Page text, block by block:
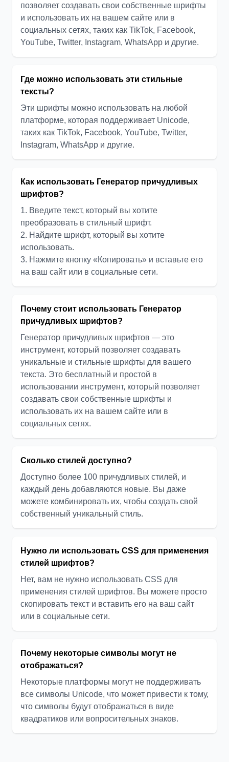
позволяет создавать свои собственные шрифты
и использовать их на вашем сайте или в
социальных сетях, таких как TikTok, Facebook,
YouTube, Twitter, Instagram, WhatsApp и другие.
Где можно использовать эти стильные
тексты?
Эти шрифты можно использовать на любой
платформе, которая поддерживает Unicode,
таких как TikTok, Facebook, YouTube, Twitter,
Instagram, WhatsApp и другие.
Как использовать Генератор причудливых
шрифтов?
1. Введите текст, который вы хотите
преобразовать в стильный шрифт.
2. Найдите шрифт, который вы хотите
использовать.
3. Нажмите кнопку «Копировать» и вставьте его
на ваш сайт или в социальные сети.
Почему стоит использовать Генератор
причудливых шрифтов?
Генератор причудливых шрифтов — это
инструмент, который позволяет создавать
уникальные и стильные шрифты для вашего
текста. Это бесплатный и простой в
использовании инструмент, который позволяет
создавать свои собственные шрифты и
использовать их на вашем сайте или в
социальных сетях.
Сколько стилей доступно?
Доступно более 100 причудливых стилей, и
каждый день добавляются новые. Вы даже
можете комбинировать их, чтобы создать свой
собственный уникальный стиль.
Нужно ли использовать CSS для применения
стилей шрифтов?
Нет, вам не нужно использовать CSS для
применения стилей шрифтов. Вы можете просто
скопировать текст и вставить его на ваш сайт
или в социальные сети.
Почему некоторые символы могут не
отображаться?
Некоторые платформы могут не поддерживать
все символы Unicode, что может привести к тому,
что символы будут отображаться в виде
квадратиков или вопросительных знаков.